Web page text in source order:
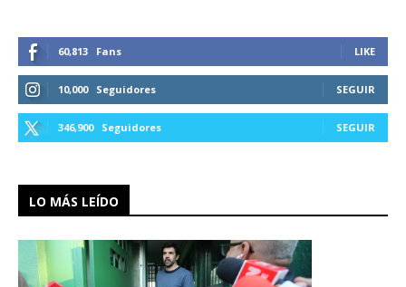
60,813 Fans LIKE
10,000 Seguidores SEGUIR
346,900 Seguidores SEGUIR
LO MÁS LEÍDO